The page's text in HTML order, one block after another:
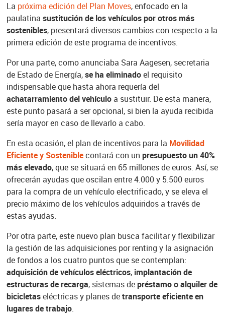
La próxima edición del Plan Moves, enfocado en la
paulatina sustitución de los vehículos por otros más
sostenibles, presentará diversos cambios con respecto a la
primera edición de este programa de incentivos.
Por una parte, como anunciaba Sara Aagesen, secretaria
de Estado de Energía,se ha eliminadoel requisito
indispensable que hasta ahora requería del
achatarramiento del vehículoa sustituir. De esta manera,
este punto pasará a ser opcional, si bien la ayuda recibida
sería mayor en caso de llevarlo a cabo.
En esta ocasión, el plan de incentivos para la Movilidad
Eficiente y Sosteniblecontará con un presupuesto un 40%
más elevado, que se situará en 65 millones de euros. Así, se
ofrecerán ayudas que oscilan entre 4.000 y 5.500 euros
para la compra de un vehículo electrificado, y se eleva el
precio máximo de los vehículos adquiridos a través de
estas ayudas.
Por otra parte, este nuevo plan busca facilitar y flexibilizar
la gestión de las adquisiciones por renting y la asignación
de fondos a los cuatro puntos que se contemplan:
adquisición de vehículos eléctricos, implantación de
estructuras de recarga, sistemas depréstamo o alquiler de
bicicletaseléctricas y planes detransporte eficiente en
lugares de trabajo.